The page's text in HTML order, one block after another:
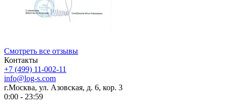
Смотреть все отзывы
Контакты
+7 (499) 11-002-11
info@log-s.com
г.Москва, ул. Азовская, д. 6, кор. 3
0:00 - 23:59